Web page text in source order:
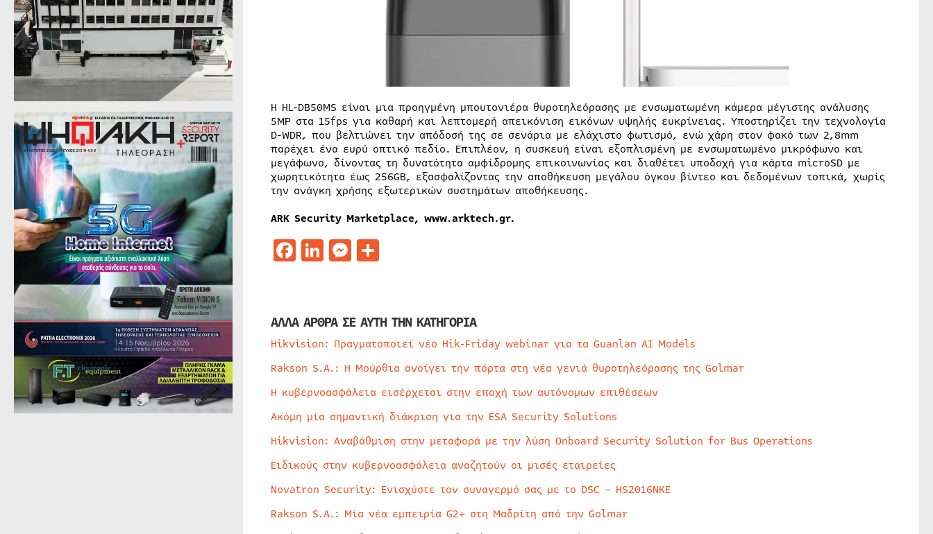
H HL-DB50MS είναι μια προηγμένη μπουτονιέρα θυροτηλεόρασης με ενσωματωμένη κάμερα μέγιστης ανάλυσης
5MP στα 15fps για καθαρή και λεπτομερή απεικόνιση εικόνων υψηλής ευκρίνειας. Υποστηρίζει την τεχνολογία
D-WDR, που βελτιώνει την απόδοσή της σε σενάρια με ελάχιστο φωτισμό, ενώ χάρη στον φακό των 2,8mm
παρέχει ένα ευρύ οπτικό πεδίο. Επιπλέον, η συσκευή είναι εξοπλισμένη με ενσωματωμένο μικρόφωνο και
μεγάφωνο, δίνοντας τη δυνατότητα αμφίδρομης επικοινωνίας και διαθέτει υποδοχή για κάρτα microSD με
χωρητικότητα έως 256GB, εξασφαλίζοντας την αποθήκευση μεγάλου όγκου βίντεο και δεδομένων τοπικά, χωρίς
την ανάγκη χρήσης εξωτερικών συστημάτων αποθήκευσης.
ARK Security Marketplace, www.arktech.gr.
Facebook
LinkedIn
Messenger
Μοιραστείτε
ΑΛΛΑ ΑΡΘΡΑ ΣΕ ΑΥΤΗ ΤΗΝ ΚΑΤΗΓΟΡΙΑ
Hikvision: Πραγματοποιεί νέο Hik-Friday webinar για τα Guanlan AI Models
Rakson S.A.: Η Μούρθια ανοίγει την πόρτα στη νέα γενιά θυροτηλεόρασης της Golmar
Η κυβερνοασφάλεια εισέρχεται στην εποχή των αυτόνομων επιθέσεων
Ακόμη μία σημαντική διάκριση για την ESA Security Solutions
Hikvision: Αναβάθμιση στην μεταφορά με την λύση Onboard Security Solution for Bus Operations
Ειδικούς στην κυβερνοασφάλεια αναζητούν οι μισές εταιρείες
Novatron Security: Ενισχύστε τον συναγερμό σας με το DSC – HS2016NKE
Rakson S.A.: Μία νέα εμπειρία G2+ στη Μαδρίτη από την Golmar